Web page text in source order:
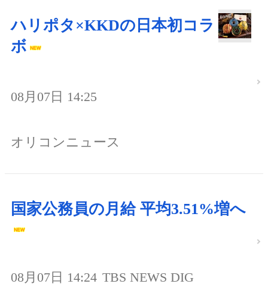
ハリポタ×KKDの日本初コラ
ボ
08月07日 14:25
オリコンニュース
国家公務員の月給 平均3.51%増へ
08月07日 14:24 TBS NEWS DIG